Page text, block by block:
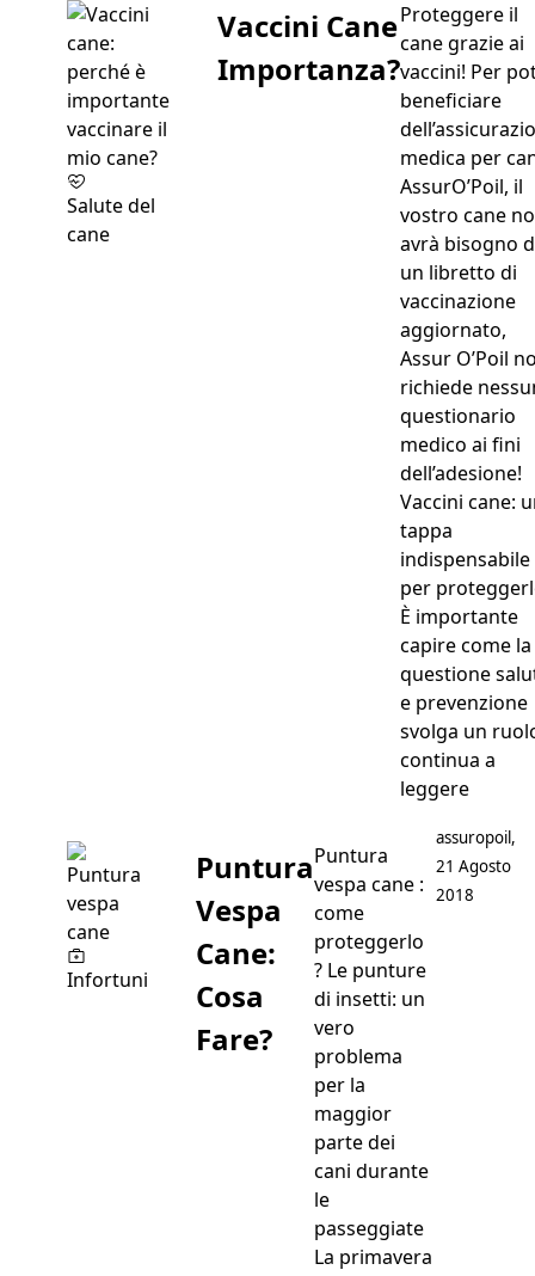
Salute del
cane
Vaccini Cane
Importanza?
Proteggere il
cane grazie ai
vaccini! Per
beneficiare
medica per
AssurO’Poil, il
vostro cane
avrà bisogno
un libretto di
vaccinazione
aggiornato,
Assur O’Poil
richiede
questionario
medico ai fini
dell’adesione!
Vaccini cane:
tappa
indispensabile
per
È importante
capire come la
questione
e prevenzione
svolga un
continua a
leggere
Infortuni
Puntura
Vespa
Cane:
Cosa
Fare?
Puntura
vespa cane :
come
proteggerlo
? Le punture
di insetti: un
vero
problema
per la
maggior
parte dei
cani durante
le
passeggiate
La primavera
Postato da
assuropoil ,
21 Agosto
2018